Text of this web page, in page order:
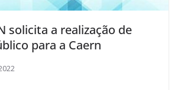
solicita a realização de
para a Caern